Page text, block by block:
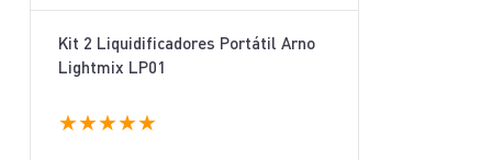
Kit 2 Liquidificadores Portátil Arno
Lightmix LP01
★★★★★